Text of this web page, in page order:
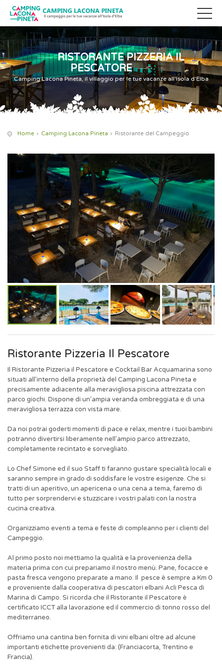
RISTORANTE PIZZERIA IL
PESCATORE
Camping Lacona Pineta, il villaggio per le tue vacanze all'Isola d'Elba
Home Camping Lacona Pineta Ristorante del Campeggio
Ristorante Pizzeria Il Pescatore
Il Ristorante Pizzeria il Pescatore e Cocktail Bar Acquamarina sono
situati all'interno della proprietà del Camping Lacona Pineta e
precisamente adiacente alla meravigliosa piscina attrezzata con
parco giochi. Dispone di un'ampia veranda ombreggiata e di una
meravigliosa terrazza con vista mare.
Da noi potrai goderti momenti di pace e relax, mentre i tuoi bambini
potranno divertirsi liberamente nell'ampio parco attrezzato,
completamente recintato e sorvegliato.
Lo Chef Simone ed il suo Staff ti faranno gustare specialità locali e
saranno sempre in grado di soddisfare le vostre esigenze. Che si
tratti di un aperitivo, un apericena o una cena a tema, faremo di
tutto per sorprendervi e stuzzicare i vostri palati con la nostra
cucina creativa.
Organizziamo eventi a tema e feste di compleanno per i clienti del
Campeggio.
Al primo posto noi mettiamo la qualità e la provenienza della
materia prima con cui prepariamo il nostro menù. Pane, focacce e
pasta fresca vengono preparate a mano. Il pesce è sempre a Km 0
e proveniente dalla cooperativa di pescatori elbani Acli Pesca di
Marina di Campo. Si ricorda che il Ristorante il Pescatore è
certificato ICCT alla lavorazione ed il commercio di tonno rosso del
mediterraneo.
Offriamo una cantina ben fornita di vini elbani oltre ad alcune
importanti etichette provenienti da: (Franciacorta, Trentino e
Francia).